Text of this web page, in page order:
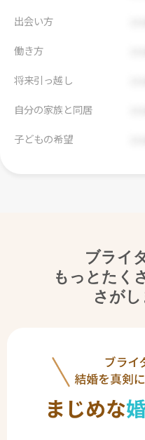
出会い方
働き方
将来引っ越し
自分の家族と同居
子どもの希望
ブライ
もっとたく
さが